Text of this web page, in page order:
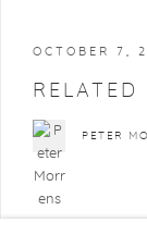
OCTOBER 7,
RELATED
PETER